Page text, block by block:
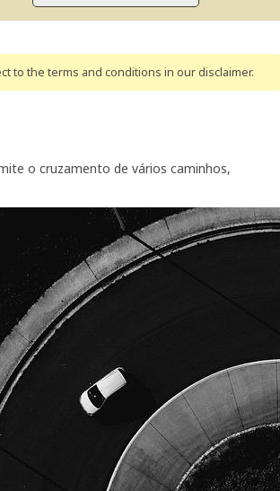
to the terms and conditions in our disclaimer.
o cruzamento de vários caminhos,